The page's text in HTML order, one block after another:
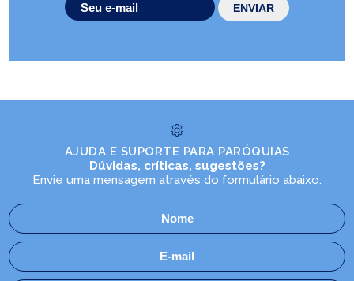
AJUDA E SUPORTE PARA PARÓQUIAS
Dúvidas, críticas, sugestões?
Envie uma mensagem através do formulário abaixo: